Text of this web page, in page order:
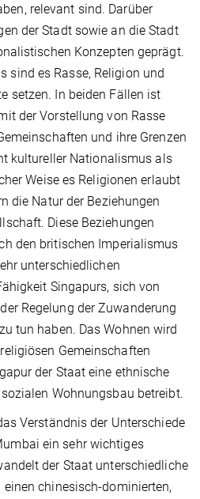
relevant sind. Darüber
der Stadt sowie an die Stadt
Konzepten geprägt.
sind es Rasse, Religion und
setzen. In beiden Fällen ist
der Vorstellung von Rasse
und ihre Grenzen
kultureller Nationalismus als
Weise es Religionen erlaubt
die Natur der Beziehungen
Diese Beziehungen
den britischen Imperialismus
unterschiedlichen
Singapurs, sich von
Regelung der Zuwanderung
tun haben. Das Wohnen wird
Gemeinschaften
der Staat eine ethnische
Wohnungsbau betreibt.
Verständnis der Unterschiede
ein sehr wichtiges
der Staat unterschiedliche
chinesisch-dominierten,